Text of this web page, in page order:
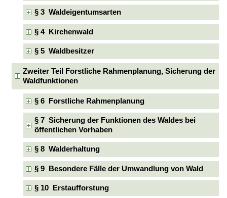
§ 3 Waldeigentumsarten
§ 4 Kirchenwald
§ 5 Waldbesitzer
Zweiter Teil Forstliche Rahmenplanung, Sicherung der
Waldfunktionen
§ 6 Forstliche Rahmenplanung
§ 7 Sicherung der Funktionen des Waldes bei
öffentlichen Vorhaben
§ 8 Walderhaltung
§ 9 Besondere Fälle der Umwandlung von Wald
§ 10 Erstaufforstung